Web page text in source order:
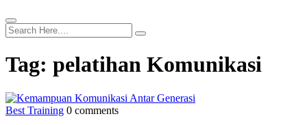
Tag: pelatihan Komunikasi
Best Training 0 comments